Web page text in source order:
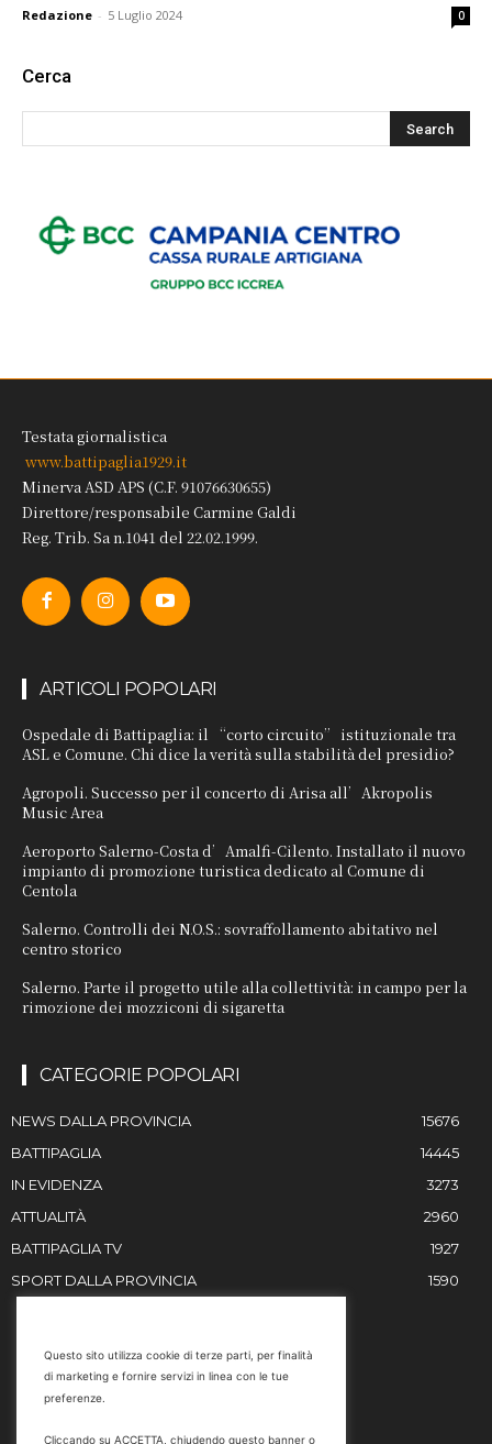
Redazione - 5 Luglio 2024 0
Cerca
Testata giornalistica
www.battipaglia1929.it
Minerva ASD APS (C.F. 91076630655)
Direttore/responsabile Carmine Galdi
Reg. Trib. Sa n.1041 del 22.02.1999.
ARTICOLI POPOLARI
Ospedale di Battipaglia: il “corto circuito” istituzionale tra
ASL e Comune. Chi dice la verità sulla stabilità del presidio?
Agropoli. Successo per il concerto di Arisa all’Akropolis
Music Area
Aeroporto Salerno-Costa d’Amalfi-Cilento. Installato il nuovo
impianto di promozione turistica dedicato al Comune di
Centola
Salerno. Controlli dei N.O.S.: sovraffollamento abitativo nel
centro storico
Salerno. Parte il progetto utile alla collettività: in campo per la
rimozione dei mozziconi di sigaretta
CATEGORIE POPOLARI
NEWS DALLA PROVINCIA
15676
BATTIPAGLIA
14445
IN EVIDENZA
3273
ATTUALITÀ
2960
BATTIPAGLIA TV
1927
SPORT DALLA PROVINCIA
1590
Email
Questo sito utilizza cookie di terze parti, per finalità
di marketing e fornire servizi in linea con le tue
preferenze.
Cliccando su ACCETTA, chiudendo questo banner o